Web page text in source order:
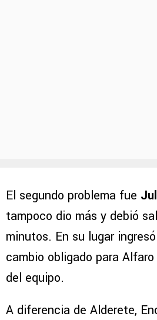
El segundo problema fue
tampoco dio más y debió
minutos. En su lugar ingresó
cambio obligado para
del equipo.
A diferencia de Alderete,